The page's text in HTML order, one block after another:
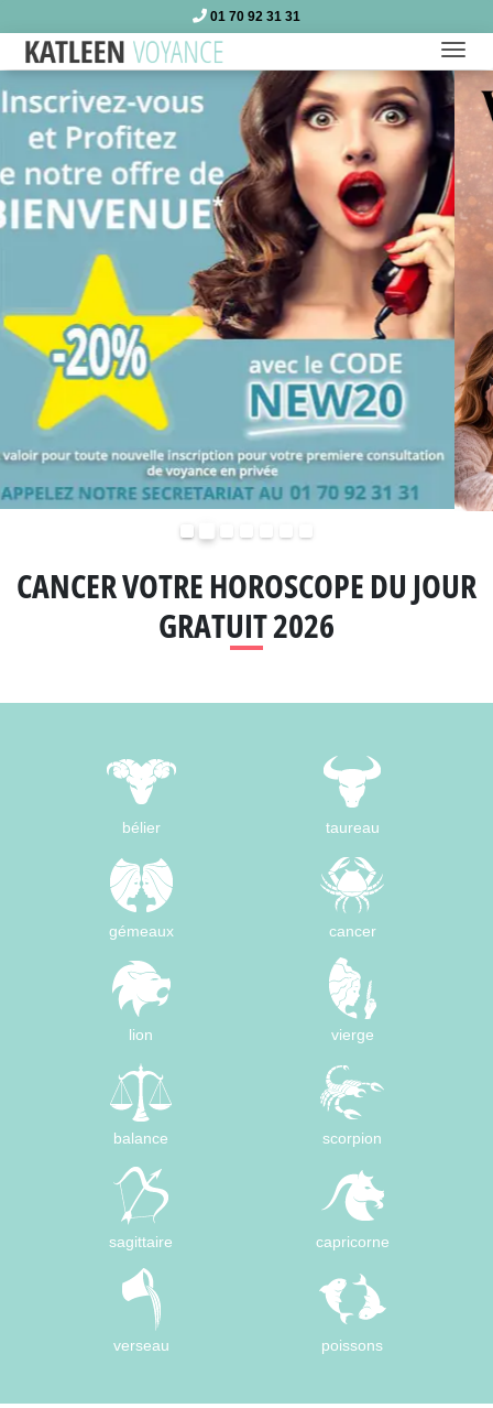
01 70 92 31 31
CANCER VOTRE HOROSCOPE DU JOUR
GRATUIT 2026
bélier taureau
gémeaux cancer
lion vierge
balance scorpion
sagittaire capricorne
verseau poissons